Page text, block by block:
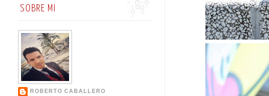
SOBRE MI
ROBERTO CABALLERO